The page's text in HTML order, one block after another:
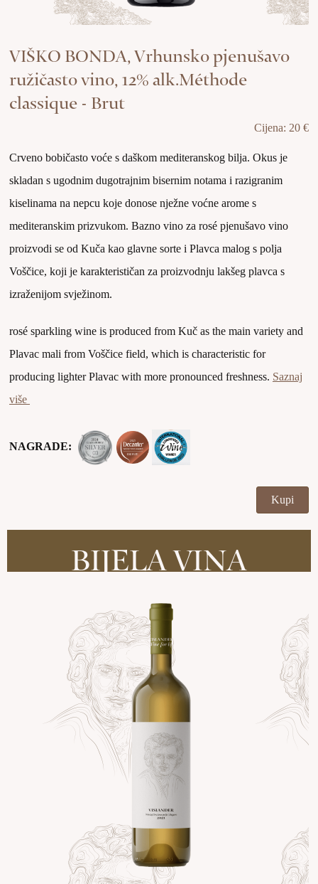
VIŠKO BONDA, Vrhunsko pjenušavo
ružičasto vino, 12% alk.Méthode
classique - Brut
Cijena: 20 €
Crveno bobičasto voće s daškom mediteranskog bilja. Okus je
skladan s ugodnim dugotrajnim bisernim notama i razigranim
kiselinama na nepcu koje donose nježne voćne arome s
mediteranskim prizvukom. Bazno vino za rosé pjenušavo vino
proizvodi se od Kuča kao glavne sorte i Plavca malog s polja
Voščice, koji je karakterističan za proizvodnju lakšeg plavca s
izraženijom svježinom.
rosé sparkling wine is produced from Kuč as the main variety and
Plavac mali from Voščice field, which is characteristic for
producing lighter Plavac with more pronounced freshness. Saznaj
više
NAGRADE:
Kupi
BIJELA VINA